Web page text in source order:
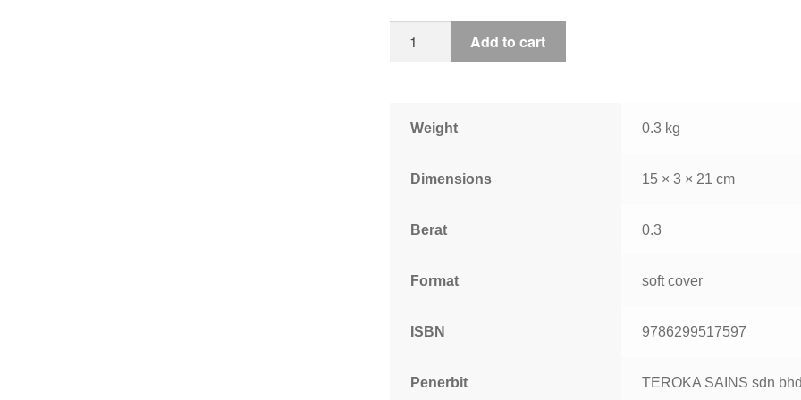
Add to cart
Weight 0.3 kg
Dimensions 15 × 3 × 21 cm
Berat 0.3
Format soft cover
ISBN 9786299517597
Penerbit TEROKA SAINS sdn